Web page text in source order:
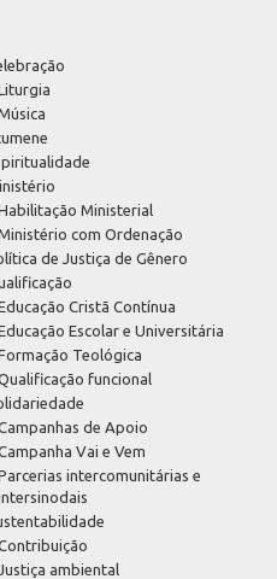
Ministerial
com Ordenação
de Justiça de Gênero
Cristã Contínua
Escolar e Universitária
Teológica
funcional
de Apoio
Vai e Vem
intercomunitárias e
ambiental